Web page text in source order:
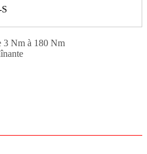
3 Nm à 180 Nm